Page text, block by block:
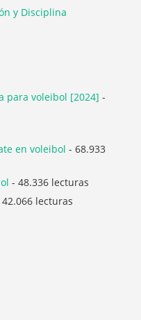
y Disciplina
para voleibol [2024] -
en voleibol - 68.933
- 48.336 lecturas
lecturas